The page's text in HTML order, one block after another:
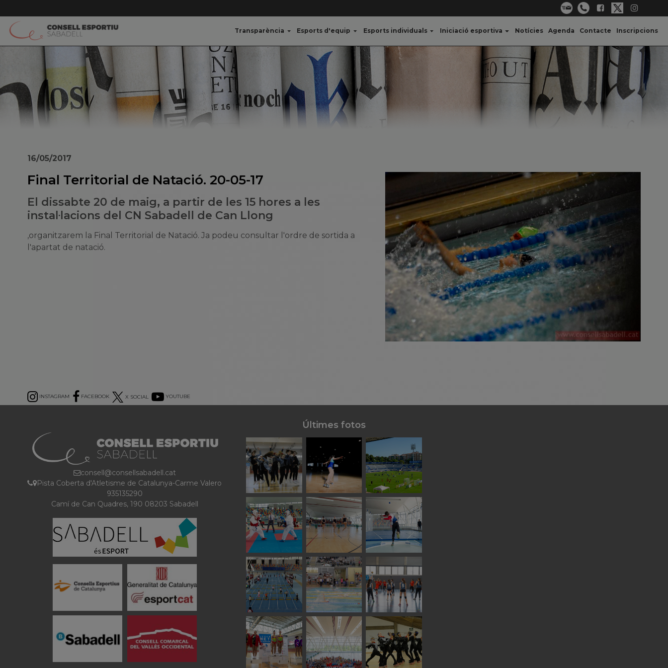
Transparència Esports d'equip Esports individuals Iniciació esportiva Notícies Agenda Contacte Inscripcions
Final Territorial de Natació. 20-05-17
El dissabte 20 de maig, a partir de les 15 hores a les
instal·lacions del CN Sabadell de Can Llong
16/05/2017
,organitzarem la Final Territorial de Natació. Ja podeu consultar l'ordre de sortida a
l'apartat de natació.
INSTAGRAM FACEBOOK X SOCIAL YOUTUBE
consell@consellsabadell.cat
Pista Coberta d'Atletisme de Catalunya-Carme Valero
935135290
Camí de Can Quadres, 190 08203 Sabadell
Últimes fotos